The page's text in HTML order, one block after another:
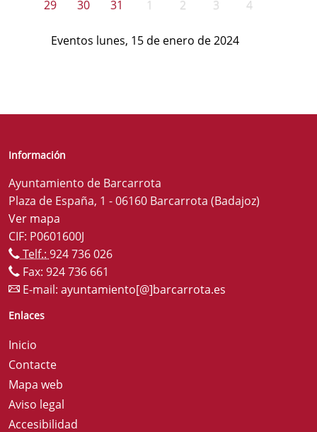
29
30 31 1 2 3 4
Eventos lunes, 15 de enero de 2024
Información
Ayuntamiento de Barcarrota
Plaza de España, 1 - 06160 Barcarrota (Badajoz)
Ver mapa
CIF: P0601600J
Telf.: 924 736 026
Fax: 924 736 661
E-mail: ayuntamiento[@]barcarrota.es
Enlaces
Inicio
Contacte
Mapa web
Aviso legal
Accesibilidad